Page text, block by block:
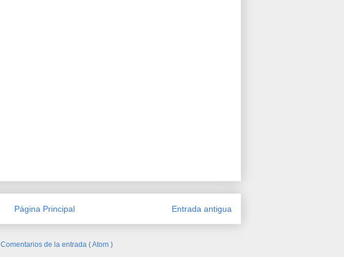
Entrada antigua
Página Principal
Comentarios de la entrada ( Atom )